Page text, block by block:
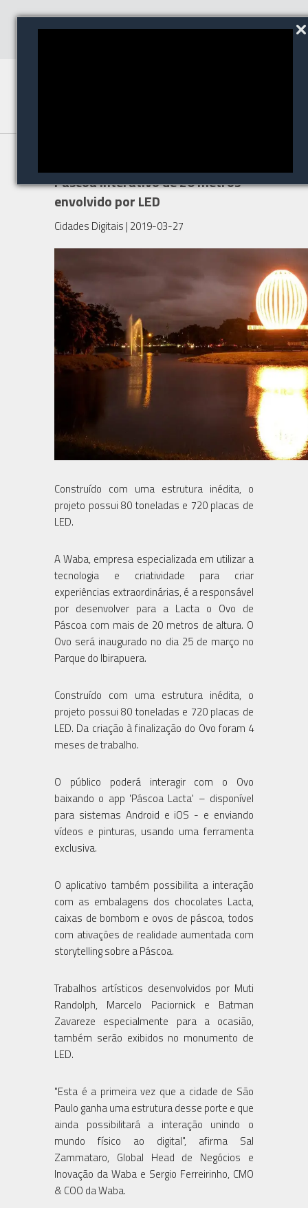
Páscoa interativo de 20 metros
envolvido por LED
Cidades Digitais | 2019-03-27
Construído com uma estrutura inédita, o
projeto possui 80 toneladas e 720 placas de
LED.
A Waba, empresa especializada em utilizar a
tecnologia e criatividade para criar
experiências extraordinárias, é a responsável
por desenvolver para a Lacta o Ovo de
Páscoa com mais de 20 metros de altura. O
Ovo será inaugurado no dia 25 de março no
Parque do Ibirapuera.
Construído com uma estrutura inédita, o
projeto possui 80 toneladas e 720 placas de
LED. Da criação à finalização do Ovo foram 4
meses de trabalho.
O público poderá interagir com o Ovo
baixando o app 'Páscoa Lacta' – disponível
para sistemas Android e iOS - e enviando
vídeos e pinturas, usando uma ferramenta
exclusiva.
O aplicativo também possibilita a interação
com as embalagens dos chocolates Lacta,
caixas de bombom e ovos de páscoa, todos
com ativações de realidade aumentada com
storytelling sobre a Páscoa.
Trabalhos artísticos desenvolvidos por Muti
Randolph, Marcelo Paciornick e Batman
Zavareze especialmente para a ocasião,
também serão exibidos no monumento de
LED.
"Esta é a primeira vez que a cidade de São
Paulo ganha uma estrutura desse porte e que
ainda possibilitará a interação unindo o
mundo físico ao digital", afirma Sal
Zammataro, Global Head de Negócios e
Inovação da Waba e Sergio Ferreirinho, CMO
& COO da Waba.